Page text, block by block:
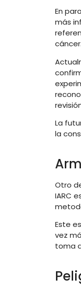
En
más
cáncer.
La
la
Otro
IARC
Este
vez
toma